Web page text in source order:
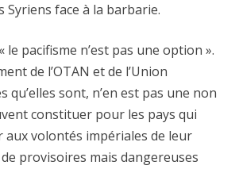
Syriens face à la barbarie.
le pacifisme n’est pas une option ».
de l’OTAN et de l’Union
qu’elles sont, n’en est pas une non
constituer pour les pays qui
aux volontés impériales de leur
provisoires mais dangereuses